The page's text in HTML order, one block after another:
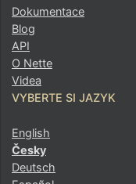
Dokumentace
Blog
API
O Nette
Videa
VYBERTE SI JAZYK
English
Česky
Deutsch